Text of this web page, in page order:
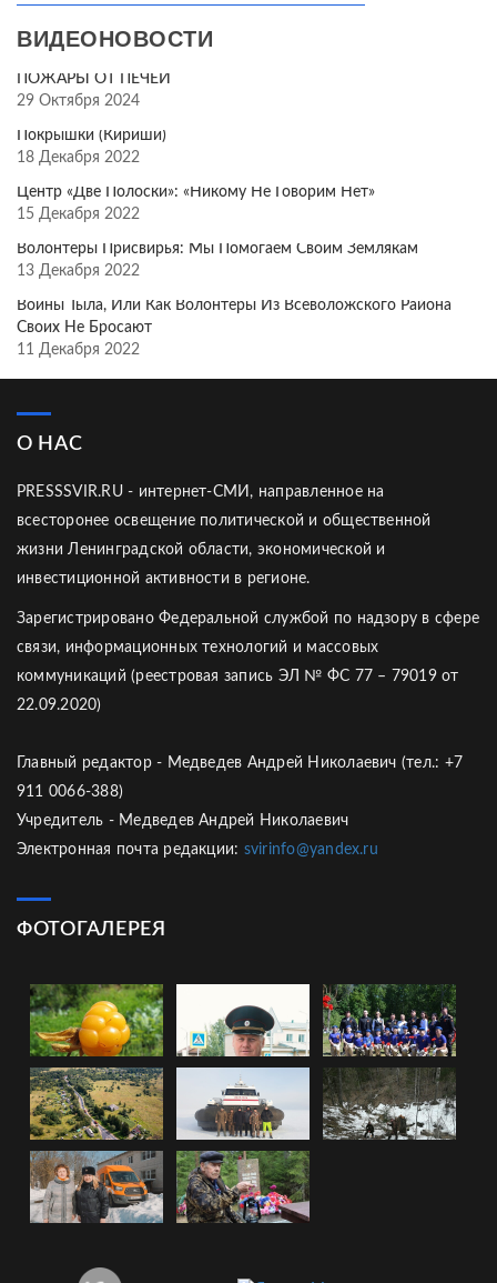
ВИДЕОНОВОСТИ
ПОЖАРЫ ОТ ПЕЧЕЙ
29 Октября 2024
Покрышки (Кириши)
18 Декабря 2022
Центр «Две Полоски»: «Никому Не Говорим Нет»
15 Декабря 2022
Волонтёры Присвирья: Мы Помогаем Своим Землякам
13 Декабря 2022
Воины Тыла, Или Как Волонтёры Из Всеволожского Района
Своих Не Бросают
11 Декабря 2022
О НАС
PRESSSVIR.RU - интернет-СМИ, направленное на
всесторонее освещение политической и общественной
жизни Ленинградской области, экономической и
инвестиционной активности в регионе.
Зарегистрировано Федеральной службой по надзору в сфере
связи, информационных технологий и массовых
коммуникаций (реестровая запись ЭЛ № ФС 77 – 79019 от
22.09.2020)
Главный редактор - Медведев Андрей Николаевич (тел.: +7
911 0066-388)
Учредитель - Медведев Андрей Николаевич
Электронная почта редакции: svirinfo@yandex.ru
ФОТОГАЛЕРЕЯ